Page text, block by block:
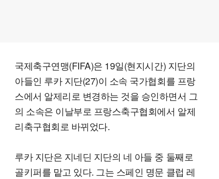
국제축구연맹(FIFA)은 19일(현지시간) 지단의
아들인 루카 지단(27)이 소속 국가협회를 프랑
스에서 알제리로 변경하는 것을 승인하면서 그
의 소속은 이날부로 프랑스축구협회에서 알제
리축구협회로 바뀌었다.
루카 지단은 지네딘 지단의 네 아들 중 둘째로
골키퍼를 맡고 있다. 그는 스페인 명문 클럽 레